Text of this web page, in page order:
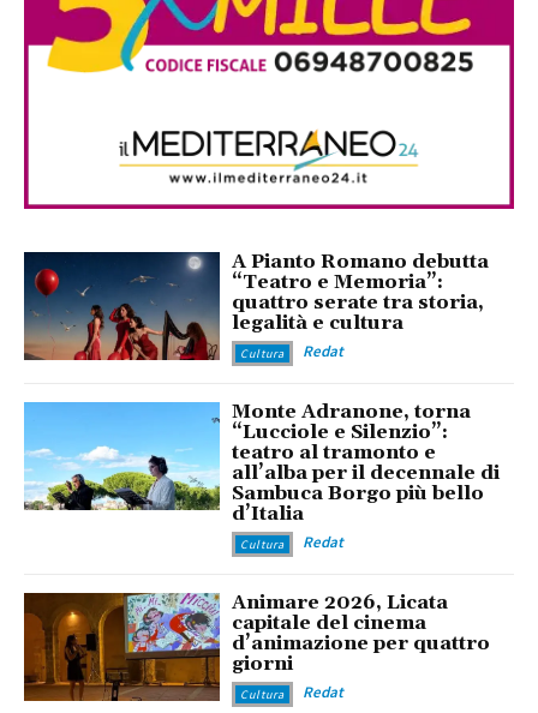
A Pianto Romano debutta
“Teatro e Memoria”:
quattro serate tra storia,
legalità e cultura
Cultura Redat
Monte Adranone, torna
“Lucciole e Silenzio”:
teatro al tramonto e
all’alba per il decennale di
Sambuca Borgo più bello
d’Italia
Cultura Redat
Animare 2026, Licata
capitale del cinema
d’animazione per quattro
giorni
Cultura Redat